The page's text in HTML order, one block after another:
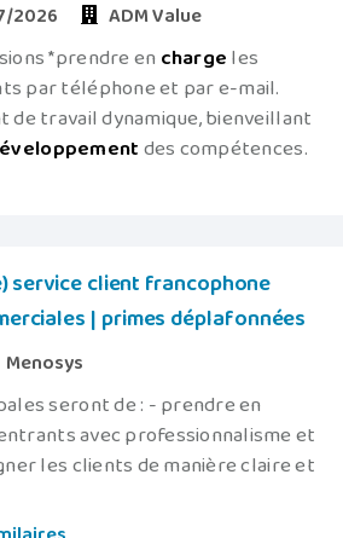
2026 ADM Value
*prendre enchargeles
par téléphone et par e-mail.
de travail dynamique, bienveillant
des compétences.
service client francophone
| primes déplafonnées
Menosys
seront de : - prendre en
avec professionnalisme et
les clients de manière claire et